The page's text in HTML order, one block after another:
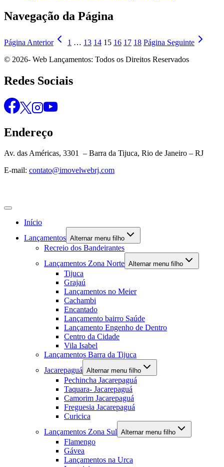
Navegação da Página
Página Anterior 1 … 13 14 15 16 17 18 Página Seguinte
© 2026- Web Lançamentos: Todos os Direitos Reservados
Redes Sociais
Endereço
Av. das Américas, 3301 – Barra da Tijuca, Rio de Janeiro – RJ
E-mail: contato@imovelwebrj.com
Início
Lançamentos Alternar menu filho
Recreio dos Bandeirantes
Lançamentos Zona Norte Alternar menu filho
Tijuca
Grajaú
Lançamentos no Meier
Cachambi
Encantado
Lançamento bairro Saúde
Lançamento Engenho de Dentro
Centro da Cidade
Vila Isabel
Lançamentos Barra da Tijuca
Jacarepaguá Alternar menu filho
Pechincha Jacarepaguá
Taquara- Jacarepaguá
Camorim Jacarepaguá
Freguesia Jacarepaguá
Curicica
Lançamentos Zona Sul Alternar menu filho
Flamengo
Gávea
Lançamentos na Urca